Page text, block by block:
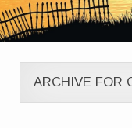
ARCHIVE FOR